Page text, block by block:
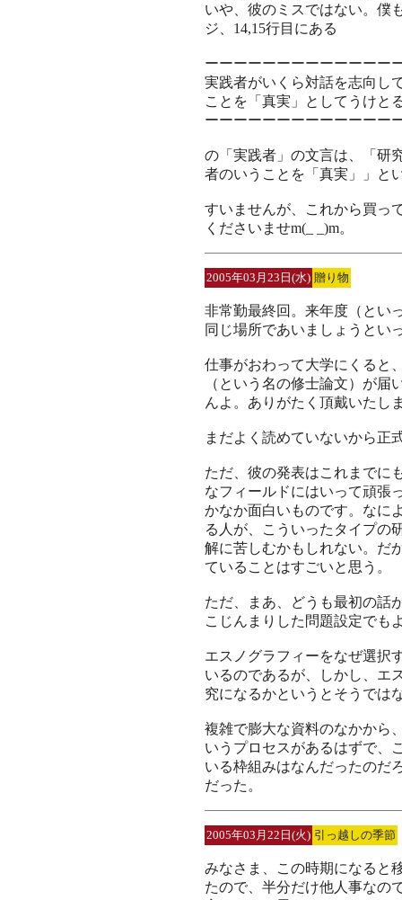
いや、彼のミスではない。僕
ジ、14,15行目にある
ーーーーーーーーーーーーー
実践者がいくら対話を志向し
ことを「真実」としてうけと
ーーーーーーーーーーーーー
の「実践者」の文言は、「研
者のいうことを「真実」」と
すいませんが、これから買っ
くださいませm(_ _)m。
2005年03月23日(水) 贈り物
非常勤最終回。来年度（とい
同じ場所であいましょうとい
仕事がおわって大学にくると
（という名の修士論文）が
んよ。ありがたく頂戴いたし
まだよく読めていないから正
ただ、彼の発表はこれまでに
なフィールドにはいって頑張
かなか面白いものです。なに
る人が、こういったタイプの
解に苦しむかもしれない。だ
ていることはすごいと思う。
ただ、まあ、どうも最初の話
こじんまりした問題設定でも
エスノグラフィーをなぜ選択
いるのであるが、しかし、エ
究になるかというとそうでは
複雑で膨大な資料のなかから
いうプロセスがあるはずで、
いる枠組みはなんだったのだ
だった。
2005年03月22日(火) 引っ越しの季節
みなさま、この時期になると
たので、半分だけ他人事なの